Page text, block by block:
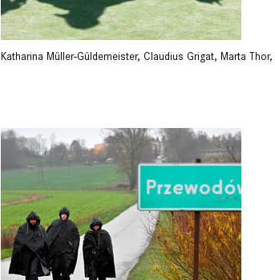
Katharina Müller-Güldemeister, Claudius Grigat, Marta Thor,